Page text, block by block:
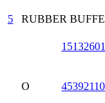
5
RUBBER
O